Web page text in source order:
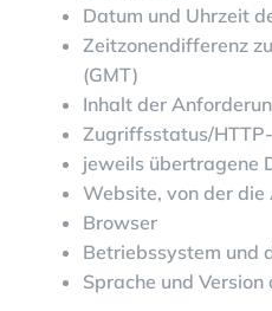
Datum und Uhrzeit
Zeitzonendifferenz
(GMT)
Inhalt der
Zugriffsstatus/
jeweils übertragene
Website, von der
Browser
Betriebssystem und
Sprache und